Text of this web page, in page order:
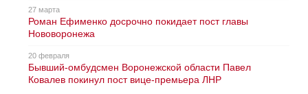
27 марта
Роман Ефименко досрочно покидает пост главы
Нововоронежа
20 февраля
Бывший-омбудсмен Воронежской области Павел
Ковалев покинул пост вице-премьера ЛНР